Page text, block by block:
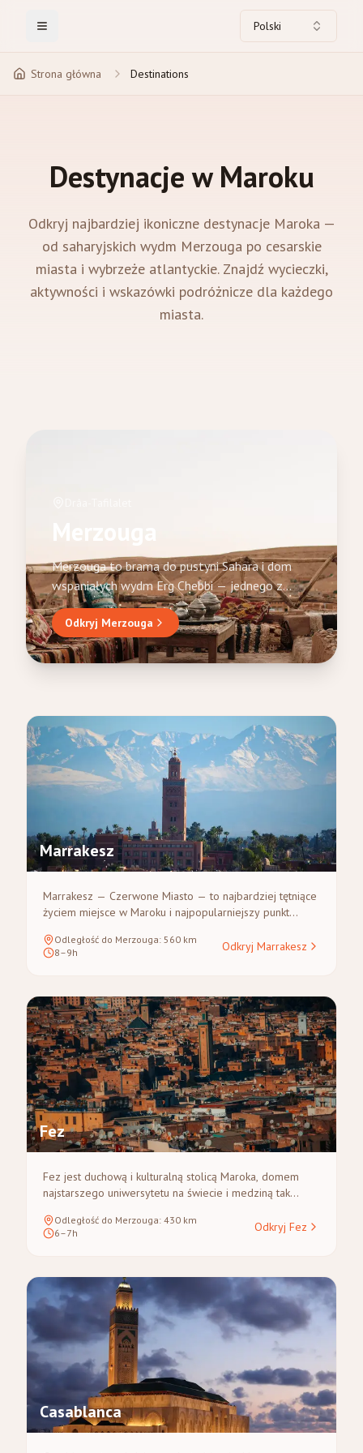
Toggle Menu Polski
Strona główna Destinations
Destynacje w Maroku
Odkryj najbardziej ikoniczne destynacje Maroka —
od saharyjskich wydm Merzouga po cesarskie
miasta i wybrzeże atlantyckie. Znajdź wycieczki,
aktywności i wskazówki podróżnicze dla każdego
miasta.
Merzouga
Merzouga to brama do pustyni Sahara i dom
wspaniałych wydm Erg Chebbi — jednego z
najbardziej ikonicznych krajobrazów Maroka. Te
złote wydmy, sięgające 150 metrów
wysokości, są centrum każdej pustynnej
przygody: przejażdżki na wielbłądach o
wycieczki 4x4 w głąb morza piasku.
Odkryj Merzouga
Marrakesz
Marrakesz — Czerwone Miasto — to najbardziej tętniące
życiem miejsce w Maroku i najpopularniejszy punkt
listę UNESCO przepełniona jest soukami, pałacami i
legendarnym placem Dżemaa el-Fna. Z Marrakeszu
Wąwozy Dadès i Kanion Todra.
Odległość do Merzouga: 560 km
8–9h
Odkryj Marrakesz
Fez
Fez jest duchową i kulturalną stolicą Maroka, domem
najstarszego uniwersytetu na świecie i medziną tak
przewodnikiem. Trasa z Fezu do Merzouga przecina
Średni Atlas i dolinę Ziz, co czyni ją jedną z najbardziej
Odległość do Merzouga: 430 km
6–7h
Odkryj Fez
Casablanca